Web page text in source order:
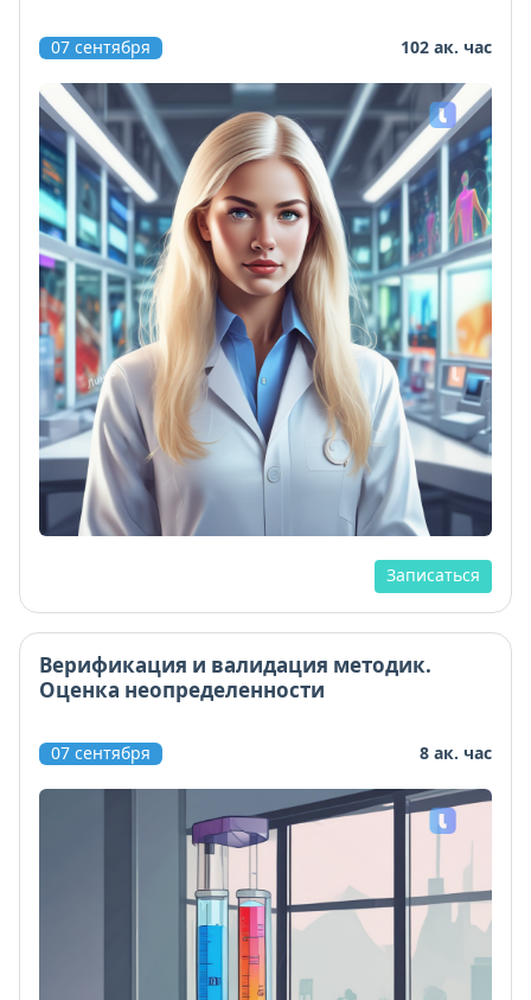
07 сентября 102 ак. час
Записаться
Верификация и валидация методик.
Оценка неопределенности
07 сентября 8 ак. час